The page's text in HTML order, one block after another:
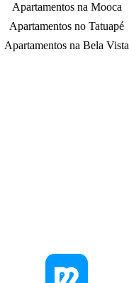
Apartamentos na Mooca
Apartamentos no Tatuapé
Apartamentos na Bela Vista